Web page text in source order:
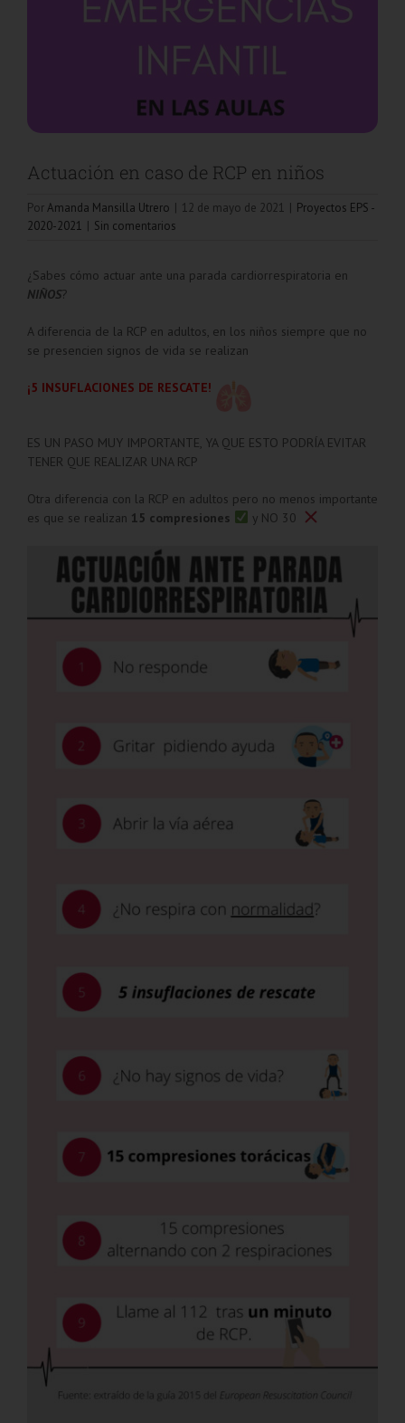
Actuación en caso de RCP en niños
PorAmanda Mansilla Utrero | 12 de mayo de 2021 | Proyectos EPS -
2020-2021 | Sin comentarios
¿Sabes cómo actuar ante una parada cardiorrespiratoria en
NIÑOS?
A diferencia de la RCP en adultos, en los niños siempre que no
se presencien signos de vida se realizan
¡5 INSUFLACIONES DE RESCATE!
ES UN PASO MUY IMPORTANTE, YA QUE ESTO PODRÍA EVITAR
TENER QUE REALIZAR UNA RCP
Otra diferencia con la RCP en adultos pero no menos importante
es que se realizan 15 compresiones y NO 30